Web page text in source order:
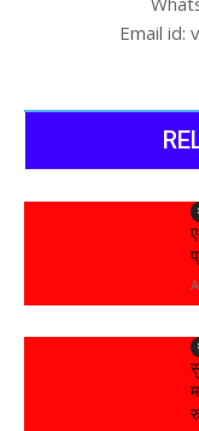
Email id: